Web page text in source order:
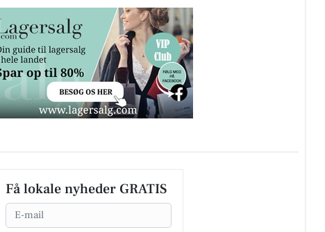
Få lokale nyheder GRATIS
Email